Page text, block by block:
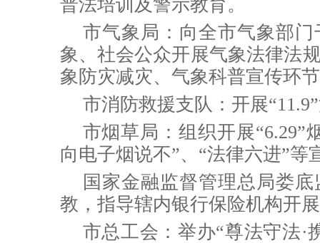
普法培训及警示教育。
市气象局： 向全市气象部
象、社会公众开展气象法律法
象防灾减灾、气象科普宣传环
市消防救援支队：开展
市烟草局：组织开展“6.29”
向电子烟说不”、“法律六进”等
国家金融监督管理总局娄
教，指导辖内银行保险机构开
市总工会： 举办“尊法守法·